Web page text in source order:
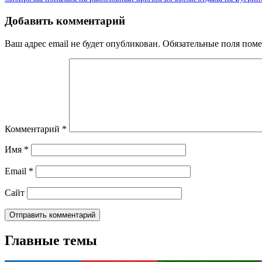
Добавить комментарий
Ваш адрес email не будет опубликован. Обязательные поля
Комментарий *
Имя *
Email *
Сайт
Главные темы